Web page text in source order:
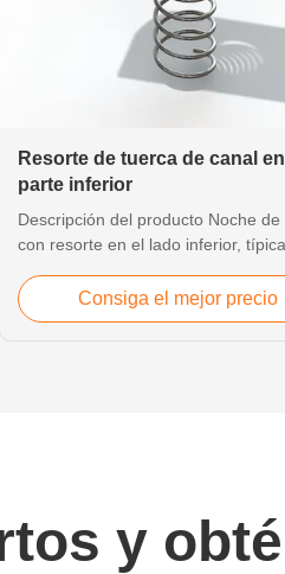
Resorte de tuerca de canal
parte inferior
Descripción del producto Noche de
con resorte en el lado inferior, típica
M8, M10, M12, M16; 5/16, 3/8, 1/2,
Material: ZP, HDG, SS304, SS316
Consiga el mejor precio
y